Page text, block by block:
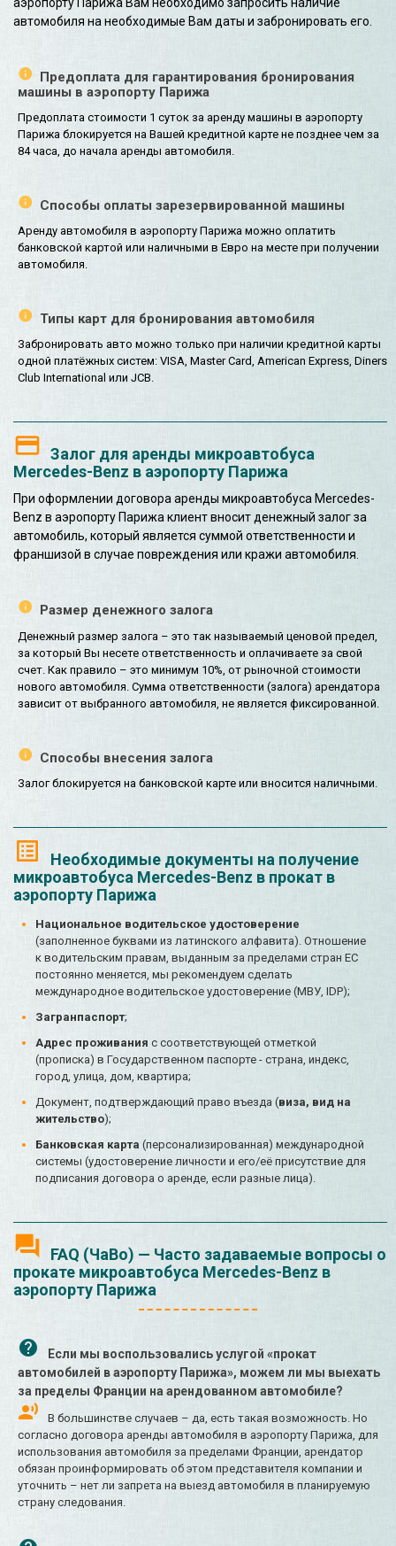
автомобиля на необходимые Вам даты и забронировать его.
Предоплата для гарантирования бронирования
машины в аэропорту Парижа
Предоплата стоимости 1 суток за аренду машины в аэропорту
Парижа блокируется на Вашей кредитной карте не позднее чем за
84 часа, до начала аренды автомобиля.
Способы оплаты зарезервированной машины
Аренду автомобиля в аэропорту Парижа можно оплатить
банковской картой или наличными в Евро на месте при получении
автомобиля.
Типы карт для бронирования автомобиля
Забронировать авто можно только при наличии кредитной карты
одной платёжных систем: VISA, Master Card, American Express, Diners
Club International или JCB.
Залог для аренды микроавтобуса
Mercedes-Benz в аэропорту Парижа
При оформлении договора аренды микроавтобуса Mercedes-
Benz в аэропорту Парижа клиент вносит денежный залог за
автомобиль, который является суммой ответственности и
франшизой в случае повреждения или кражи автомобиля.
Размер денежного залога
Денежный размер залога – это так называемый ценовой предел,
за который Вы несете ответственность и оплачиваете за свой
счет. Как правило – это минимум 10%, от рыночной стоимости
нового автомобиля. Сумма ответственности (залога) арендатора
зависит от выбранного автомобиля, не является фиксированной.
Способы внесения залога
Залог блокируется на банковской карте или вносится наличными.
Необходимые документы на получение
микроавтобуса Mercedes-Benz в прокат в
аэропорту Парижа
Национальное водительское удостоверение
(заполненное буквами из латинского алфавита). Отношение
к водительским правам, выданным за пределами стран ЕС
постоянно меняется, мы рекомендуем сделать
международное водительское удостоверение (МВУ, IDP);
Загранпаспорт;
Адрес проживания с соответствующей отметкой
(прописка) в Государственном паспорте - страна, индекс,
город, улица, дом, квартира;
Документ, подтверждающий право въезда (виза, вид на
жительство);
Банковская карта (персонализированная) международной
системы (удостоверение личности и его/её присутствие для
подписания договора о аренде, если разные лица).
FAQ (ЧаВо) — Часто задаваемые вопросы о
прокате микроавтобуса Mercedes-Benz в
аэропорту Парижа
Если мы воспользовались услугой «прокат
автомобилей в аэропорту Парижа», можем ли мы выехать
за пределы Франции на арендованном автомобиле?
В большинстве случаев – да, есть такая возможность. Но
согласно договора аренды автомобиля в аэропорту Парижа, для
использования автомобиля за пределами Франции, арендатор
обязан проинформировать об этом представителя компании и
уточнить – нет ли запрета на выезд автомобиля в планируемую
страну следования.